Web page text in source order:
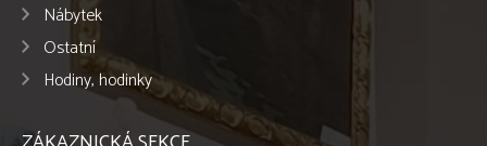
Nábytek
Ostatní
Hodiny, hodinky